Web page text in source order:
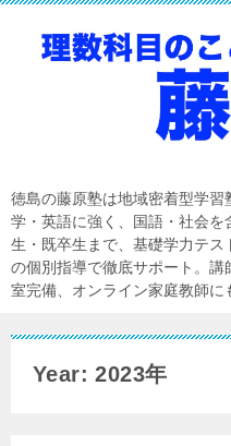
徳島の藤原塾は地域密着型学
学・英語に強く、国語・社会
生・既卒生まで、基礎学力テス
の個別指導で徹底サポート。
室完備、オンライン家庭教師に
Year: 2023年